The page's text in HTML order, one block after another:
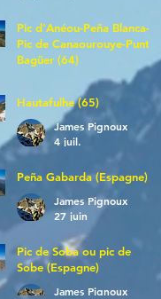
Pic d'Anéou-Peña Blanca-
Pic de Canaourouye-Punta
Bagüer (64)
James Pignoux
5 juil.
Hautafulhe (65)
James Pignoux
4 juil.
Peña Gabarda (Espagne)
James Pignoux
27 juin
Pic de Soba ou pic de
Sobe (Espagne)
James Pignoux